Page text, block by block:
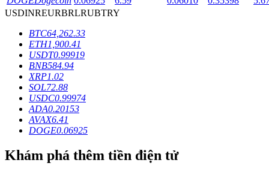
Khóa BTR
Đầu tư độc quyền cho người nắm giữ BTR
USDINREURBRLRUBTRY
BTC64,262.33
ETH1,900.41
USDT0.99919
BNB584.94
XRP1.02
SOL72.88
USDC0.99974
ADA0.20153
AVAX6.41
DOGE0.06925
Khám phá thêm tiền điện tử